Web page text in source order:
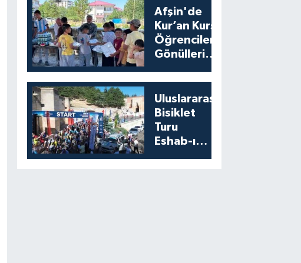
Afşin'de
Kur’an Kursu
Öğrencilerine
Gönülleri
Uluslararası
Bisiklet
Turu
Eshab-ı